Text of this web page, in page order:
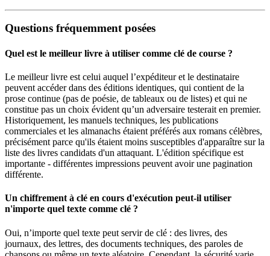
Questions fréquemment posées
Quel est le meilleur livre à utiliser comme clé de course ?
Le meilleur livre est celui auquel l’expéditeur et le destinataire
peuvent accéder dans des éditions identiques, qui contient de la
prose continue (pas de poésie, de tableaux ou de listes) et qui ne
constitue pas un choix évident qu’un adversaire testerait en premier.
Historiquement, les manuels techniques, les publications
commerciales et les almanachs étaient préférés aux romans célèbres,
précisément parce qu'ils étaient moins susceptibles d'apparaître sur la
liste des livres candidats d'un attaquant. L'édition spécifique est
importante - différentes impressions peuvent avoir une pagination
différente.
Un chiffrement à clé en cours d'exécution peut-il utiliser
n'importe quel texte comme clé ?
Oui, n’importe quel texte peut servir de clé : des livres, des
journaux, des lettres, des documents techniques, des paroles de